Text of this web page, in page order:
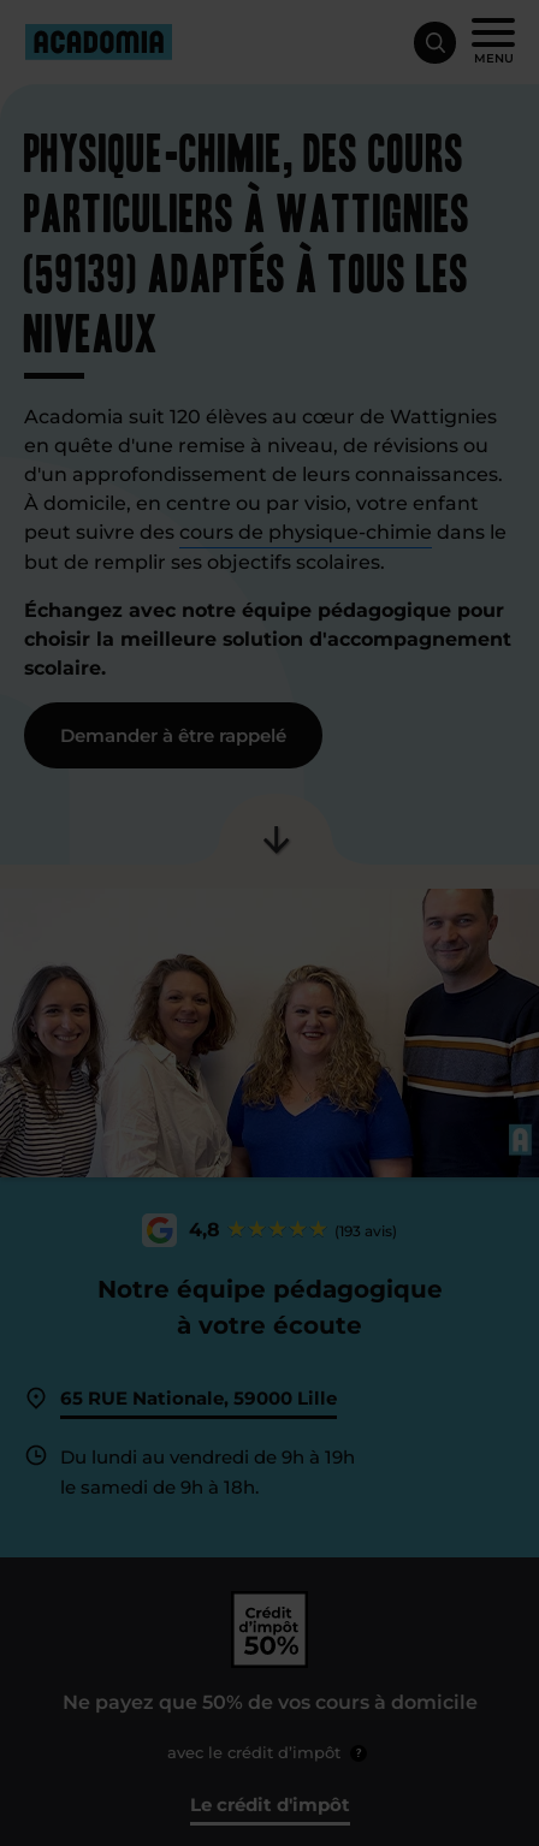
MENU
Physique-chimie, des cours
particuliers à Wattignies
(59139) adaptés à tous les
niveaux
Acadomia suit 120 élèves au cœur de Wattignies
en quête d'une remise à niveau, de révisions ou
d'un approfondissement de leurs connaissances.
À domicile, en centre ou par visio, votre enfant
peut suivre des cours de physique-chimie dans le
but de remplir ses objectifs scolaires.
Échangez avec notre équipe pédagogique pour
choisir la meilleure solution d'accompagnement
scolaire.
Demander à être rappelé
4,8 (193 avis)
Notre équipe pédagogique
à votre écoute
65 RUE Nationale, 59000 Lille
Du lundi au vendredi de 9h à 19h
le samedi de 9h à 18h.
Ne payez que 50% de vos cours à domicile
avec le crédit d’impôt ?
Le crédit d'impôt